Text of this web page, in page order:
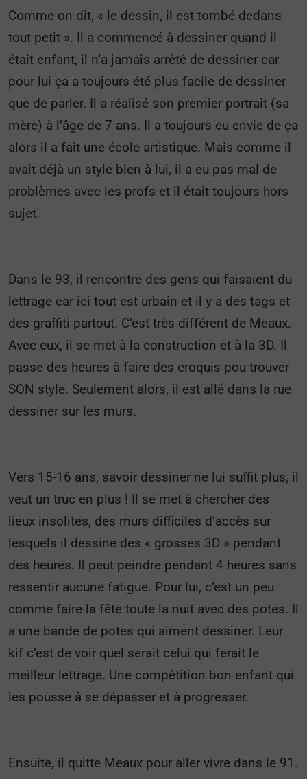
Comme on dit, « le dessin, il est tombé dedans
tout petit ». Il a commencé à dessiner quand il
était enfant, il n’a jamais arrêté de dessiner car
pour lui ça a toujours été plus facile de dessiner
que de parler. Il a réalisé son premier portrait (sa
mère) à l’âge de 7 ans. Il a toujours eu envie de ça
alors il a fait une école artistique. Mais comme il
avait déjà un style bien à lui, il a eu pas mal de
problèmes avec les profs et il était toujours hors
sujet.
Dans le 93, il rencontre des gens qui faisaient du
lettrage car ici tout est urbain et il y a des tags et
des graffiti partout. C’est très différent de Meaux.
Avec eux, il se met à la construction et à la 3D. Il
passe des heures à faire des croquis pou trouver
SON style. Seulement alors, il est allé dans la rue
dessiner sur les murs.
Vers 15-16 ans, savoir dessiner ne lui suffit plus, il
veut un truc en plus ! Il se met à chercher des
lieux insolites, des murs difficiles d’accès sur
lesquels il dessine des « grosses 3D » pendant
des heures. Il peut peindre pendant 4 heures sans
ressentir aucune fatigue. Pour lui, c’est un peu
comme faire la fête toute la nuit avec des potes. Il
a une bande de potes qui aiment dessiner. Leur
kif c’est de voir quel serait celui qui ferait le
meilleur lettrage. Une compétition bon enfant qui
les pousse à se dépasser et à progresser.
Ensuite, il quitte Meaux pour aller vivre dans le 91.